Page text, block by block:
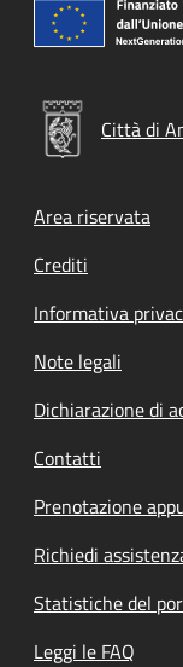
Città di
Footer
Area riservata
Crediti
Informativa
Note legali
Dichiarazione di
Contatti
Prenotazione
Richiedi
Statistiche del
Leggi le FAQ